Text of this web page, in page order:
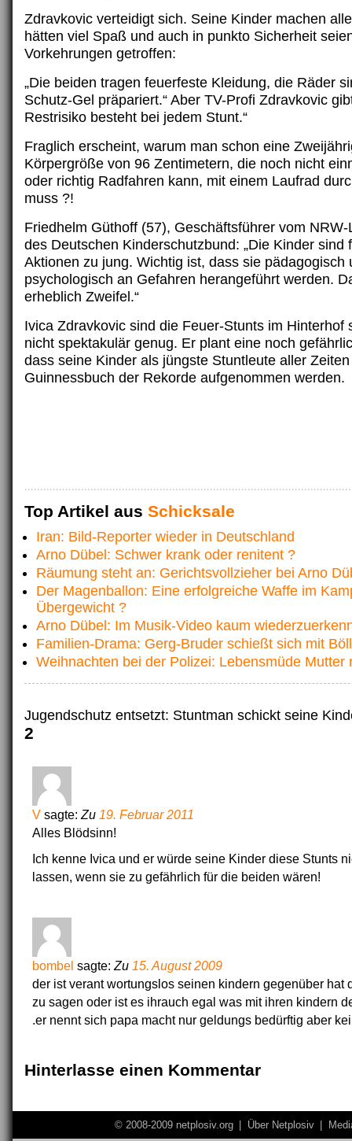
Zdravkovic verteidigt sich. Seine Kinder machen
hätten viel Spaß und auch in punkto Sicherheit
Vorkehrungen getroffen:
„Die beiden tragen feuerfeste Kleidung, die Räder
Schutz-Gel präpariert.“ Aber TV-Profi Zdravkovic
Restrisiko besteht bei jedem Stunt.“
Fraglich erscheint, warum man schon eine
Körpergröße von 96 Zentimetern, die noch nicht
oder richtig Radfahren kann, mit einem Laufrad
muss ?!
Friedhelm Güthoff (57), Geschäftsführer vom
des Deutschen Kinderschutzbund: „Die Kinder sind
Aktionen zu jung. Wichtig ist, dass sie pädagogisch
psychologisch an Gefahren herangeführt werden.
erheblich Zweifel.“
Ivica Zdravkovic sind die Feuer-Stunts im Hinterhof
nicht spektakulär genug. Er plant eine noch
dass seine Kinder als jüngste Stuntleute aller
Guinnessbuch der Rekorde aufgenommen werden.
Top Artikel aus Schicksale
Iran: Bild-Reporter wieder in Deutschland
Arno Dübel: Schwer krank oder renitent ?
Räumung steht an: Gerichtsvollzieher bei Arno
Der Magenballon: Eine erfolgreiche Waffe im
Übergewicht ?
Arno Dübel: Im Musik-Video kaum
Familien-Drama: Gerg-Bruder schießt sich mit
Weihnachten bei der Polizei: Lebensmüde Mutter
Jugendschutz entsetzt: Stuntman schickt seine
2
V sagte: Zu 19. Februar 2011
Alles Blödsinn!
Ich kenne Ivica und er würde seine Kinder diese Stunts
lassen, wenn sie zu gefährlich für die beiden wären!
bombel sagte: Zu 15. August 2009
der ist verant wortungslos seinen kindern gegenüber hat
zu sagen oder ist es ihrauch egal was mit ihren kindern
.er nennt sich papa macht nur geldungs bedürftig aber
Hinterlasse einen Kommentar
© 2008-2009 netplosiv.org Über Netplosiv